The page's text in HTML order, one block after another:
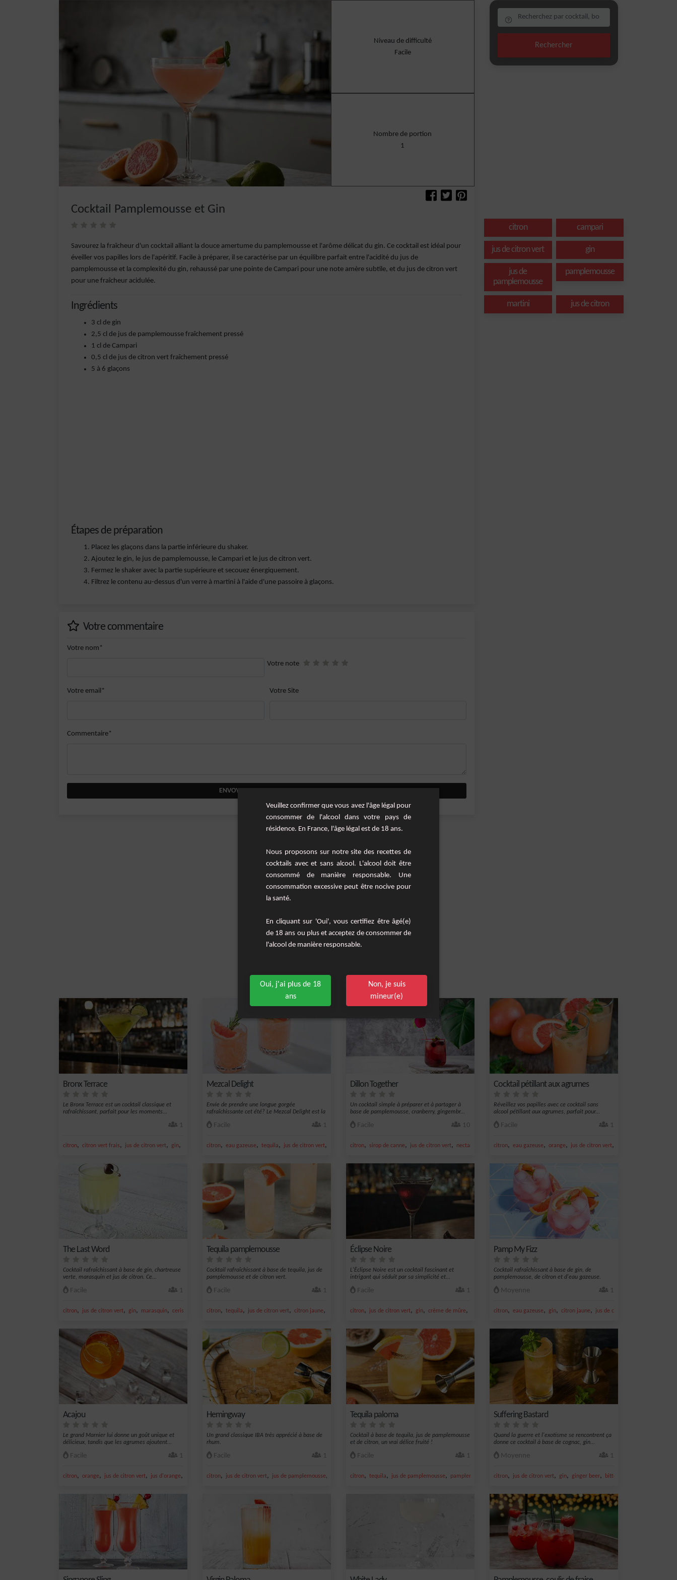
Niveau de difficulté
Facile
Nombre de portion
1
Cocktail Pamplemousse et Gin
Savourez la fraîcheur d'un cocktail alliant la douce amertume du pamplemousse et l'arôme délicat du gin. Ce cocktail est idéal pour
éveiller vos papilles lors de l'apéritif. Facile à préparer, il se caractérise par un équilibre parfait entre l'acidité du jus de
pamplemousse et la complexité du gin, rehaussé par une pointe de Campari pour une note amère subtile, et du jus de citron vert
pour une fraîcheur acidulée.
Ingrédients
3 cl de gin
2,5 cl de jus de pamplemousse fraîchement pressé
1 cl de Campari
0,5 cl de jus de citron vert fraîchement pressé
5 à 6 glaçons
Étapes de préparation
Placez les glaçons dans la partie inférieure du shaker.
Ajoutez le gin, le jus de pamplemousse, le Campari et le jus de citron vert.
Fermez le shaker avec la partie supérieure et secouez énergiquement.
Filtrez le contenu au-dessus d'un verre à martini à l'aide d'une passoire à glaçons.
Votre commentaire
Votre nom*
Votre note
Votre email* Votre Site
Commentaire*
ENVOYER VOTRE COMMENTAIRE
Rechercher
citron campari
jus de citron vert gin
jus de
pamplemousse
pamplemousse
martini jus de citron
Les cocktails similaires
Bronx Terrace
Le Bronx Terrace est un cocktail classique et
rafraîchissant, parfait pour les moments...
1
citron, citron vert frais, jus de citron vert, gin, vermouth dry
Mezcal Delight
Envie de prendre une longue gorgée
rafraîchissante cet été? Le Mezcal Delight est la
Facile 1
citron, eau gazeuse, tequila, jus de citron vert, sirop d'agave
Dillon Together
Un cocktail simple à préparer et à partager à
base de pamplemousse, cranberry, gingembr...
Facile 10
citron, sirop de canne, jus de citron vert, nectar de cranberry, ginger ale
Cocktail pétillant aux agrumes
Réveillez vos papilles avec ce cocktail sans
alcool pétillant aux agrumes, parfait pour...
Facile 1
citron, eau gazeuse, orange, jus de citron vert,
The Last Word
Cocktail rafraîchissant à base de gin, chartreuse
verte, marasquin et jus de citron. Ce...
Facile 1
citron, jus de citron vert, gin, marasquin, cerise
Tequila pamplemousse
Cocktail rafraîchissant à base de tequila, jus de
pamplemousse et de citron vert.
Facile 1
citron, tequila, jus de citron vert, citron jaune, jus de pamplemousse
Éclipse Noire
L'Éclipse Noire est un cocktail fascinant et
intrigant qui séduit par sa simplicité et...
Facile 1
citron, jus de citron vert, gin, crème de mûre,
Pamp My Fizz
Cocktail rafraîchissant à base de gin, de
pamplemousse, de citron et d'eau gazeuse.
Moyenne 1
citron, eau gazeuse, gin, citron jaune, jus de citron jaune
Acajou
Le grand Marnier lui donne un goût unique et
délicieux, tandis que les agrumes ajoutent...
Facile 1
citron, orange, jus de citron vert, jus d'orange,
Hemingway
Un grand classique IBA très apprécié à base de
rhum.
Facile 1
citron, jus de citron vert, jus de pamplemousse, marasquin,pamplemousse
Tequila paloma
Cocktail à base de tequila, jus de pamplemousse
et de citron, un vrai délice fruité !
Facile 1
citron, tequila, jus de pamplemousse, pamplemousse jus de citron
Suffering Bastard
Quand la guerre et l'exotisme se rencontrent ça
donne ce cocktail à base de cognac, gin...
Moyenne 1
citron, jus de citron vert, gin, ginger beer, bitter
Veuillez confirmer que vous avez l'âge légal pour
consommer de l'alcool dans votre pays de
résidence. En France, l'âge légal est de 18 ans.
Nous proposons sur notre site des recettes de
cocktails avec et sans alcool. L'alcool doit être
consommé de manière responsable. Une
consommation excessive peut être nocive pour
la santé.
En cliquant sur 'Oui', vous certifiez être âgé(e)
de 18 ans ou plus et acceptez de consommer de
l'alcool de manière responsable.
Oui, j'ai plus de 18
ans
Non, je suis
mineur(e)